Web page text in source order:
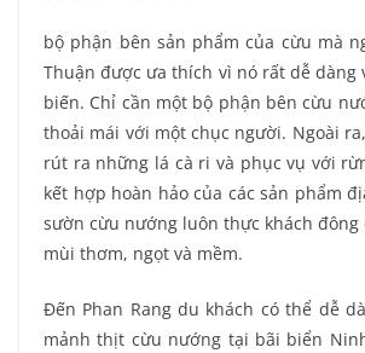
bộ phận bên sản phẩm của cừu mà
Thuận được ưa thích vì nó rất dễ dàng
biến. Chỉ cần một bộ phận bên cừu
thoải mái với một chục người. Ngoài
rút ra những lá cà ri và phục vụ với
kết hợp hoàn hảo của các sản phẩm
sườn cừu nướng luôn thực khách
mùi thơm, ngọt và mềm.
Đến Phan Rang du khách có thể dễ
mảnh thịt cừu nướng tại bãi biển